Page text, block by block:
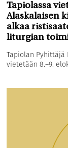
Tapiolassa
Alaskalaisen
alkaa
liturgian
Tapiolan
vietetään 8.–9.